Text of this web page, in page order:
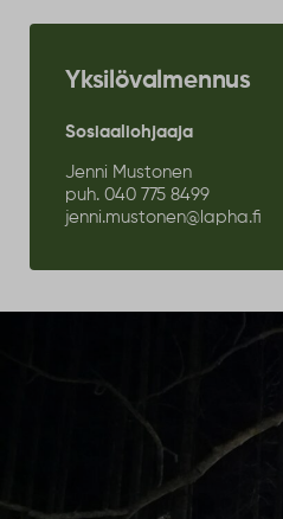
Yksilövalmennus
Sosiaaliohjaaja
Jenni Mustonen
puh. 040 775 8499
jenni.mustonen@lapha.fi